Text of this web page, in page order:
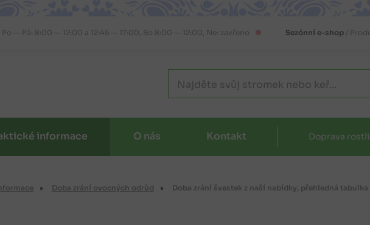
Po — Pá: 8:00 — 12:00 a 12:45 — 17:00, So 8:00 — 12:00, Ne: zavřeno Sezónní e-shop/
informace O nás Kontakt Doprava
Doba zrání ovocných odrůd Doba zrání švestek z naší nabídky, přehledná tabulka